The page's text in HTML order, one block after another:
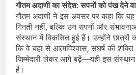
गौतम अदाणी का संदेश: सपनों को पंख देने
गौतम अदाणी ने इस अवसर पर कहा कि
गिनती नहीं, बल्कि उन सपनों और
संस्थान में विकसित हुई हैं। उन्होंने छात्रों
कि वे यहां से आत्मविश्वास, संघर्ष की
जिम्मेदारी लेकर आगे बढ़ें—यही इस
है।